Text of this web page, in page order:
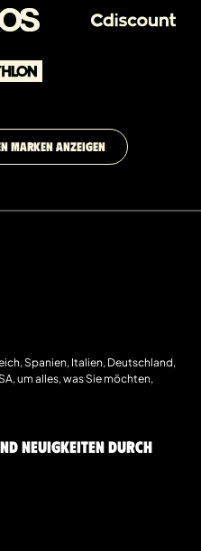
MARKEN ANZEIGEN
Spanien, Italien, Deutschland,
um alles, was Sie möchten,
Neuigkeiten durch